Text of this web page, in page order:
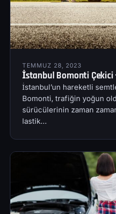
TEMMUZ 28, 2023
İstanbul Bomonti Çekici
İstanbul’un hareketli
Bomonti, trafiğin yoğun
sürücülerinin zaman
lastik…